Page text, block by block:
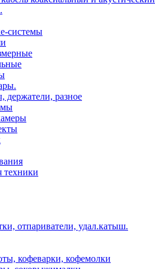
системы
держатели, разное
техники
отпариватели, удал.катыш.
кофеварки, кофемолки